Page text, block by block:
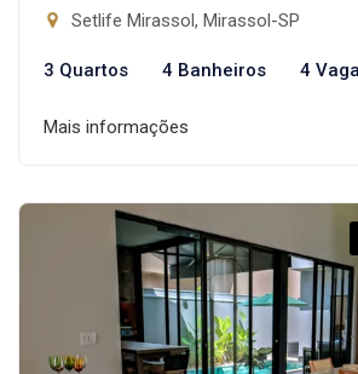
Setlife Mirassol, Mirassol-SP
3 Quartos 4 Banheiros 4
Mais informações